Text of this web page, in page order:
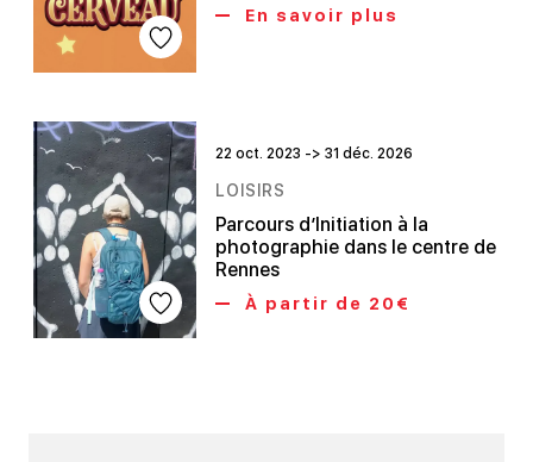
En savoir plus
22 oct. 2023 -> 31 déc. 2026
LOISIRS
Parcours d’Initiation à la
photographie dans le centre de
Rennes
À partir de 20€